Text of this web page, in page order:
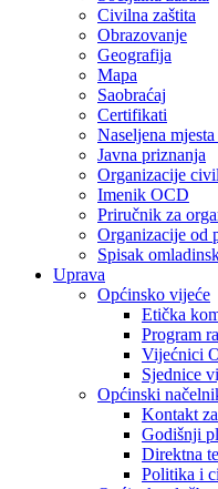
Civilna zaštita
Obrazovanje
Geografija
Mapa
Saobraćaj
Certifikati
Naseljena
Javna priznanja
Organizacije
Imenik OCD
Priručnik za
Organizacije od
Spisak
Uprava
Općinsko vijeće
Etička
Program
Vijećnici
Sjednice
Općinski
Kontakt
Godišnji
Direktna
Politika i